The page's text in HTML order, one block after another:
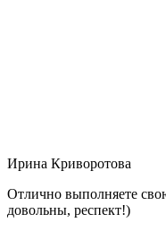
Ирина Криворотова
Отлично выполняете
довольны, респект!)